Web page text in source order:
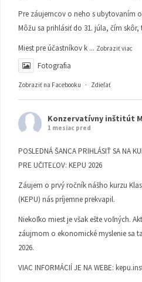
Pre záujemcov o neho s ubytovaním
Môžu sa prihlásiť do 31. júla, čím skôr,
Miest pre účastníkov k ... Zobraziť viac
Fotografia
Zobraziť na Facebooku · Zdieľať
Konzervatívny inštitút
1 mesiac pred
POSLEDNÁ ŠANCA PRIHLÁSIŤ SA NA
PRE UČITEĽOV: KEPU 2026
Záujem o prvý ročník nášho kurzu
(KEPU) nás príjemne prekvapil.
Niekoľko miest je však ešte voľných.
záujmom o ekonomické myslenie sa
2026.
VIAC INFORMÁCIÍ JE NA WEBE: